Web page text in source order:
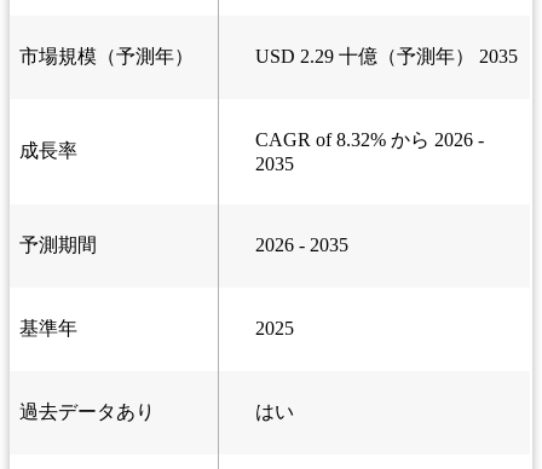
市場規模（予測年） USD 2.29 十億（予測年） 2035
成長率
CAGR of 8.32% から 2026 -
2035
予測期間 2026 - 2035
基準年 2025
過去データあり はい